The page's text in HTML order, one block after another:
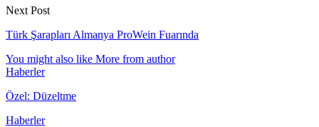
Next Post
Türk Şarapları Almanya ProWein Fuarında
You might also like More from author
Haberler
Özel: Düzeltme
Haberler